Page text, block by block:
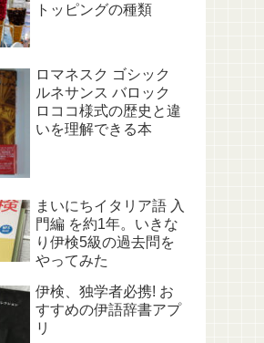
トッピングの種類
ロマネスク ゴシック
ルネサンス バロック
ロココ様式の歴史と違
いを理解できる本
まいにちイタリア語 入
門編 を約1年。いきな
り伊検5級の過去問を
やってみた
伊検、独学者必携! お
すすめの伊語辞書アプ
リ